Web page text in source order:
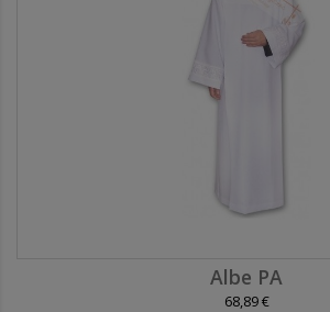
Albe PA
68,89 €